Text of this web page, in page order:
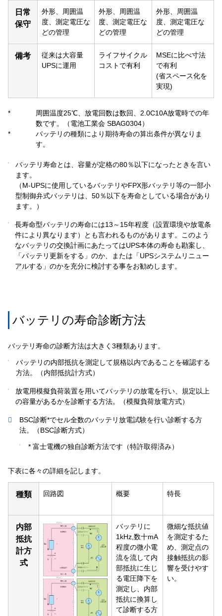
日常
保守
外形、周囲温
度、測定電圧な
どの管理
外形、周囲温
度、測定電圧な
どの管理
外形、周囲温
度、測定電圧な
どの管理
備考
従来は大容量
UPSに運用
ライフサイクル
コストで有利
MSEに比べ寸法
で有利
(省スペース化を
実現)
*
周囲温度25℃、放電回数は数回、2.0C10A放電時での年
数です。（電池工業会 SBAG0304）
*
バッテリの種類により期待寿命の算出条件が異なりま
す。
バッテリ寿命とは、容量が定格の80％以下になったときを言い
ます。
（M-UPSに使用しているバッテリやFPX形バッテリ等の一部小
型制御弁式バッテリは、50％以下を寿命としている場合があり
ます。）
長寿命型バッテリの寿命には13～15年程度（設置環境や放電条
件により異なります）とも言われるものがあります。このよう
なバッテリの交換計画にあたってはUPS本体の寿命も勘案し、
「バッテリ更新をする」のか、または「UPSシステムリニュー
アルする」のかを充分に検討する事をお勧めします。
バッテリの寿命診断方法
バッテリ寿命の診断方法は大きく3種類あります。
バッテリの内部抵抗を測定して規格以内であることを確認する
方法。（内部抵抗計方式）
放電用模擬負荷装置を用いてバッテリの放電を行い、規定以上
の容量があるかを診断する方法。（模擬負荷放電方式）
BSC診断*でセル全数のバッテリ放電試験を行い診断する方
法。（BSC診断方式）
* 富士電機の独自診断方法です（特許取得済み）
下表に各々の詳細を記します。
種類 回路図 概要 特長
内部
抵抗
計方
式
バッテリに
1kHz,数十mA
程度の微小電
流を流して内
部抵抗に生じ
る電圧降下を
測定し、内部
抵抗に換算し
て診断する方
微細な抵抗値
を測定するた
め、測定点の
接触抵抗の影
響を受けやす
い。